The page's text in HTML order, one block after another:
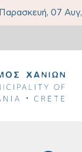
Παρασκευή, 07 Αυγ,